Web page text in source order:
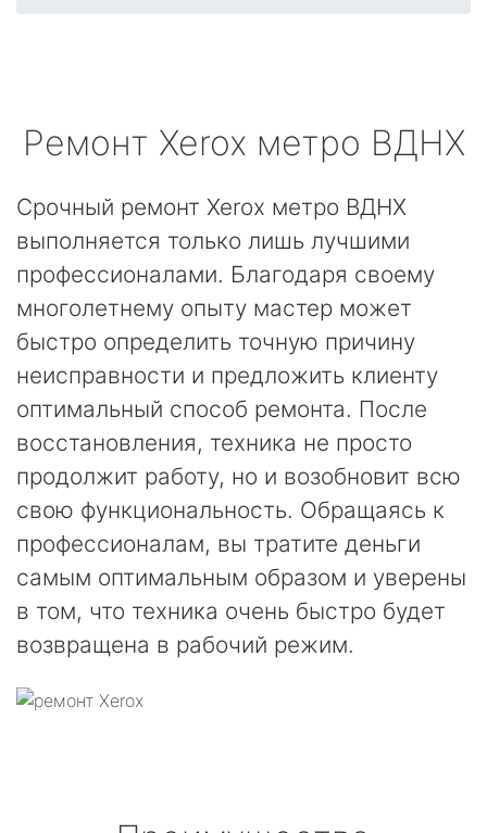
Ремонт Xerox метро ВДНХ
Срочный ремонт Xerox метро ВДНХ
выполняется только лишь лучшими
профессионалами. Благодаря своему
многолетнему опыту мастер может
быстро определить точную причину
неисправности и предложить клиенту
оптимальный способ ремонта. После
восстановления, техника не просто
продолжит работу, но и возобновит всю
свою функциональность. Обращаясь к
профессионалам, вы тратите деньги
самым оптимальным образом и уверены
в том, что техника очень быстро будет
возвращена в рабочий режим.